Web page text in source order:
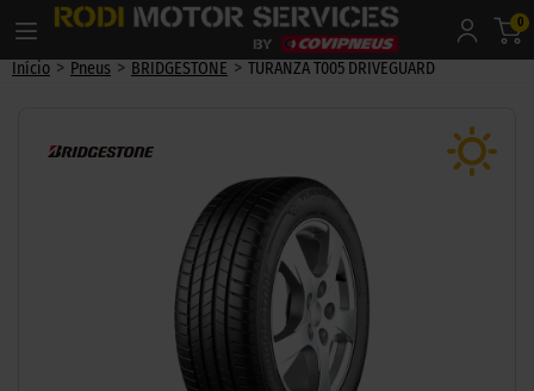
0
Início > Pneus > BRIDGESTONE > TURANZA T005 DRIVEGUARD